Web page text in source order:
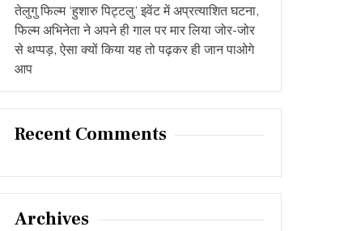
तेलुगु फिल्म ‘हुशारु पिट्टलु’ इवेंट में अप्रत्याशित घटना,
फिल्म अभिनेता ने अपने ही गाल पर मार लिया जोर-जोर
से थप्पड़, ऐसा क्यों किया यह तो पढ़कर ही जान पाओगे
आप
Recent Comments
Archives